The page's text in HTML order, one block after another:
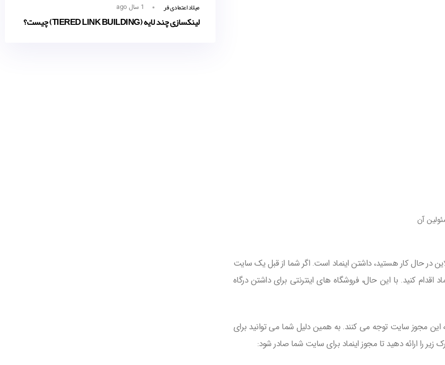
آن
حال کار هستید، داشتن اینماد است. اگر شما از قبل یک سایت
کنید. با این حال، فروشگاه های اینترنتی برای داشتن درگاه
این مجوز سایت توجه می کنند. به همین دلیل شما می توانید برای
را ارائه دهید تا مجوز اینماد برای سایت شما صادر شود:
میلاد اعتمادی فر 1 سال ago
لینکسازی چند لایه (TIERED LINK BUILDING) چیست؟